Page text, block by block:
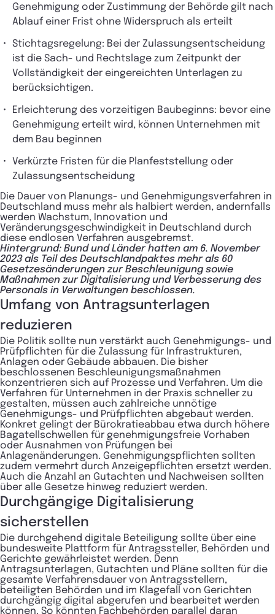
Genehmigung oder Zustimmung der Behörde gilt nach
Ablauf einer Frist ohne Widerspruch als erteilt
​Stichtagsregelung: Bei der Zulassungsentscheidung
ist die Sach- und Rechtslage zum Zeitpunkt der
Vollständigkeit der eingereichten Unterlagen zu
berücksichtigen.
​Erleichterung des vorzeitigen Baubeginns: bevor eine
Genehmigung erteilt wird, können Unternehmen mit
dem Bau beginnen
​Verkürzte Fristen für die Planfeststellung oder
Zulassungsentscheidung
Die Dauer von Planungs- und Genehmigungsverfahren in
Deutschland muss mehr als halbiert werden, andernfalls
werden Wachstum, Innovation und
Veränderungsgeschwindigkeit in Deutschland durch
diese endlosen Verfahren ausgebremst.
​Hintergrund: Bund und Länder hatten am 6. November
2023 als Teil des Deutschlandpaktes mehr als 60
Gesetzesänderungen zur Beschleunigung sowie
Maßnahmen zur Digitalisierung und Verbesserung des
Personals in Verwaltungen beschlossen.
Umfang von Antragsunterlagen
reduzieren
Die Politik sollte nun verstärkt auch Genehmigungs- und
Prüfpflichten für die Zulassung für Infrastrukturen,
Anlagen oder Gebäude abbauen. Die bisher
beschlossenen Beschleunigungsmaßnahmen
konzentrieren sich auf Prozesse und Verfahren. Um die
Verfahren für Unternehmen in der Praxis schneller zu
gestalten, müssen auch zahlreiche unnötige
Genehmigungs- und Prüfpflichten abgebaut werden.
Konkret gelingt der Bürokratieabbau etwa durch höhere
Bagatellschwellen für genehmigungsfreie Vorhaben
oder Ausnahmen von Prüfungen bei
Anlagenänderungen. Genehmigungspflichten sollten
zudem vermehrt durch Anzeigepflichten ersetzt werden.
Auch die Anzahl an Gutachten und Nachweisen sollten
über alle Gesetze hinweg reduziert werden.
Durchgängige Digitalisierung
sicherstellen
Die durchgehend digitale Beteiligung sollte über eine
bundesweite Plattform für Antragssteller, Behörden und
Gerichte gewährleistet werden. Denn
Antragsunterlagen, Gutachten und Pläne sollten für die
gesamte Verfahrensdauer von Antragsstellern,
beteiligten Behörden und im Klagefall von Gerichten
durchgängig digital abgerufen und bearbeitet werden
können. So könnten Fachbehörden parallel daran